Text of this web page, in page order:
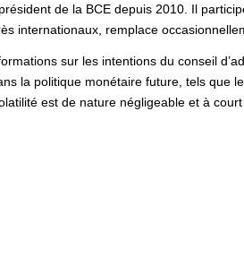
de la BCE depuis 2010. Il
internationaux, remplace
sur les intentions du conseil
la politique monétaire future, tels que
est de nature négligeable et à court